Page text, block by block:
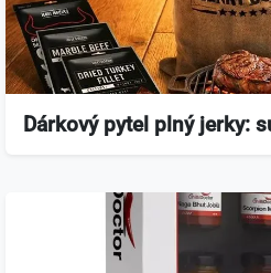
Dárkový pytel plný jerky: